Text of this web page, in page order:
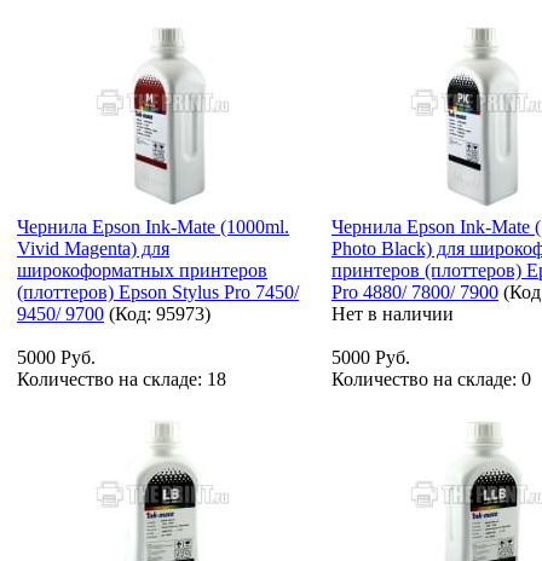
Чернила Epson Ink-Mate (1000ml.
Vivid Magenta) для
широкоформатных принтеров
(плоттеров) Epson Stylus Pro 7450/
9450/ 9700 (Код: 95973)
5000 Руб.
Количество на складе: 18
Чернила Epson Ink-Mate
Photo Black) для
принтеров (плоттеров)
Pro 4880/ 7800/ 7900
Нет в наличии
5000 Руб.
Количество на складе: 0